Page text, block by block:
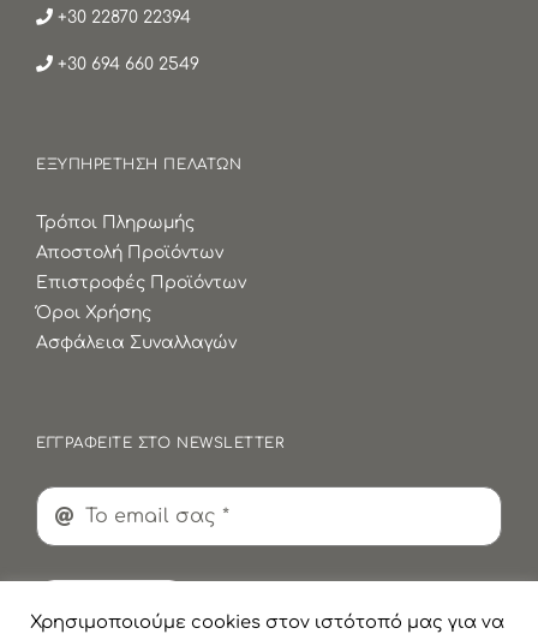
+30 22870 22394
+30 694 660 2549
ΕΞΥΠΗΡΕΤΗΣΗ ΠΕΛΑΤΩΝ
Τρόποι Πληρωμής
Αποστολή Προϊόντων
Επιστροφές Προϊόντων
Όροι Χρήσης
Ασφάλεια Συναλλαγών
ΕΓΓΡΑΦΕΙΤΕ ΣΤΟ NEWSLETTER
Χρησιμοποιούμε cookies στον ιστότοπό μας για να